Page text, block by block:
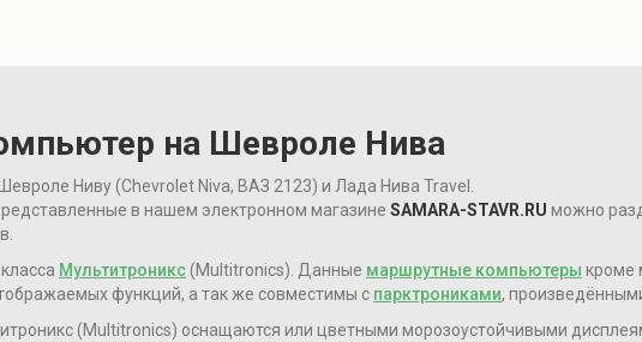
на Шевроле Нива
Ниву (Chevrolet Niva, ВАЗ 2123) и Лада Нива Travel.
в нашем электронном магазине SAMARA-STAVR.RU можно
Мультитроникс(Multitronics). Данные маршрутные компьютеры кроме
функций, а так же совместимы с парктрониками,
(Multitronics) оснащаются или цветными морозоустойчивыми